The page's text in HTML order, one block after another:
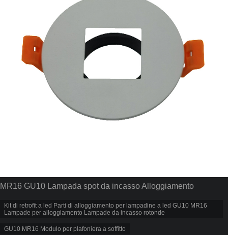
MR16 GU10 Lampada spot da incasso Alloggiamento
Kit di retrofit a led Parti di alloggiamento per lampadine a led GU10 MR16
Lampade per alloggiamento Lampade da incasso rotonde
GU10 MR16 Modulo per plafoniera a soffitto